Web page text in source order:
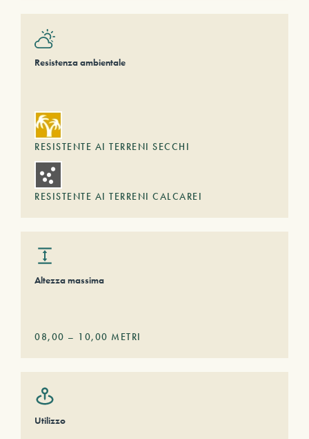
Resistenza ambientale
RESISTENTE AI TERRENI SECCHI
RESISTENTE AI TERRENI CALCAREI
Altezza massima
08,00 – 10,00 METRI
Utilizzo